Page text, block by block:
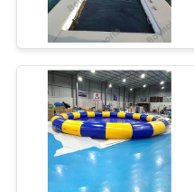
แผนผัง
เว็บไซต์
PRIVACY
POLICY